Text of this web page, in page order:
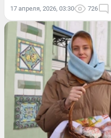
17 апреля, 2026, 03:30 726